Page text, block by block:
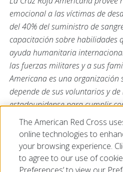
emocional a las víctimas de
del 40% del suministro de
capacitación sobre habilidades
ayuda humanitaria
las fuerzas militares y a sus
Americana es una organización
depende de sus voluntarios y
estadounidense para cumplir
más información,
visiteredcross.org/lao
en Twitter en@RedCrossLAo
The American Red Cross
online technologies to
your browsing experience.
to agree to our use of